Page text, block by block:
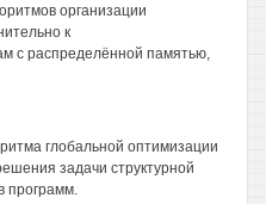
организации
к
с распределённой памятью,
глобальной оптимизации
задачи структурной
программ.